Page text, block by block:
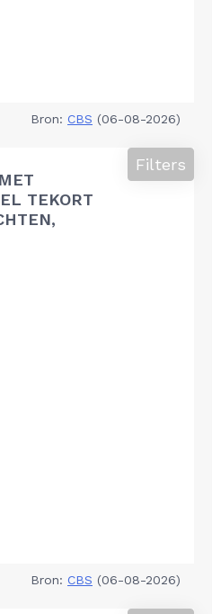
Bron: CBS (06-08-2026)
TEKORT
Filters
Bron: CBS (06-08-2026)